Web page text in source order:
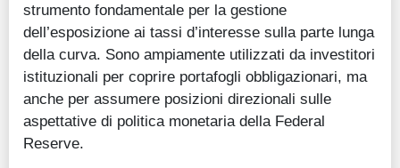
strumento fondamentale per la gestione
dell’esposizione ai tassi d’interesse sulla parte lunga
della curva. Sono ampiamente utilizzati da investitori
istituzionali per coprire portafogli obbligazionari, ma
anche per assumere posizioni direzionali sulle
aspettative di politica monetaria della Federal
Reserve.